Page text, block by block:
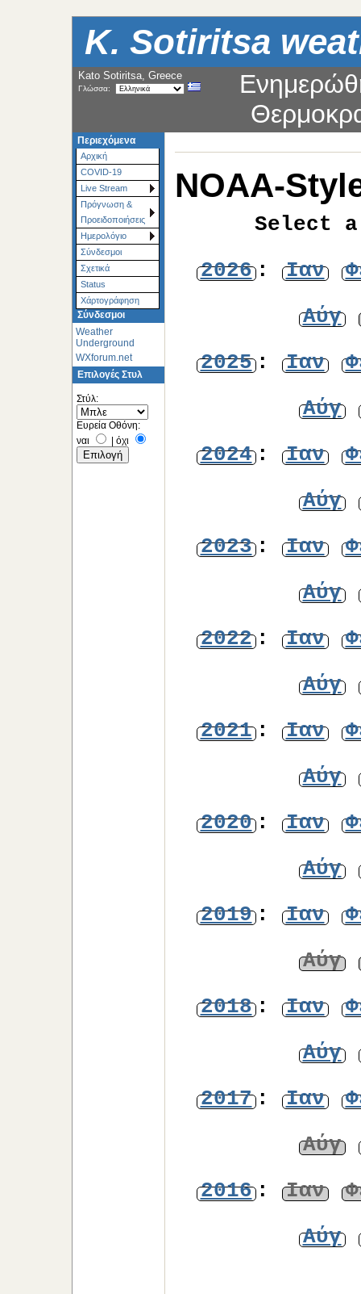
K. Sotiritsa
Kato Sotiritsa, Greece
Γλώσσα:
Περιεχόμενα
Αρχική
COVID-19
Live Stream
Πρόγνωση &
Προειδοποιήσεις
Ημερολόγιο
Σύνδεσμοι
Σχετικά
Status
Χάρτoγράφηση
Σύνδεσμοι
Weather
Underground
WXforum.net
Επιλογές Στυλ
Στύλ:
Ευρεία Οθόνη:
ναι
| όχι
NOAA-
Select
2026: Ιαν
Αύγ
2025: Ιαν
Αύγ
2024: Ιαν
Αύγ
2023: Ιαν
Αύγ
2022: Ιαν
Αύγ
2021: Ιαν
Αύγ
2020: Ιαν
Αύγ
2019: Ιαν
Αύγ
2018: Ιαν
Αύγ
2017: Ιαν
Αύγ
2016: Ιαν
Αύγ